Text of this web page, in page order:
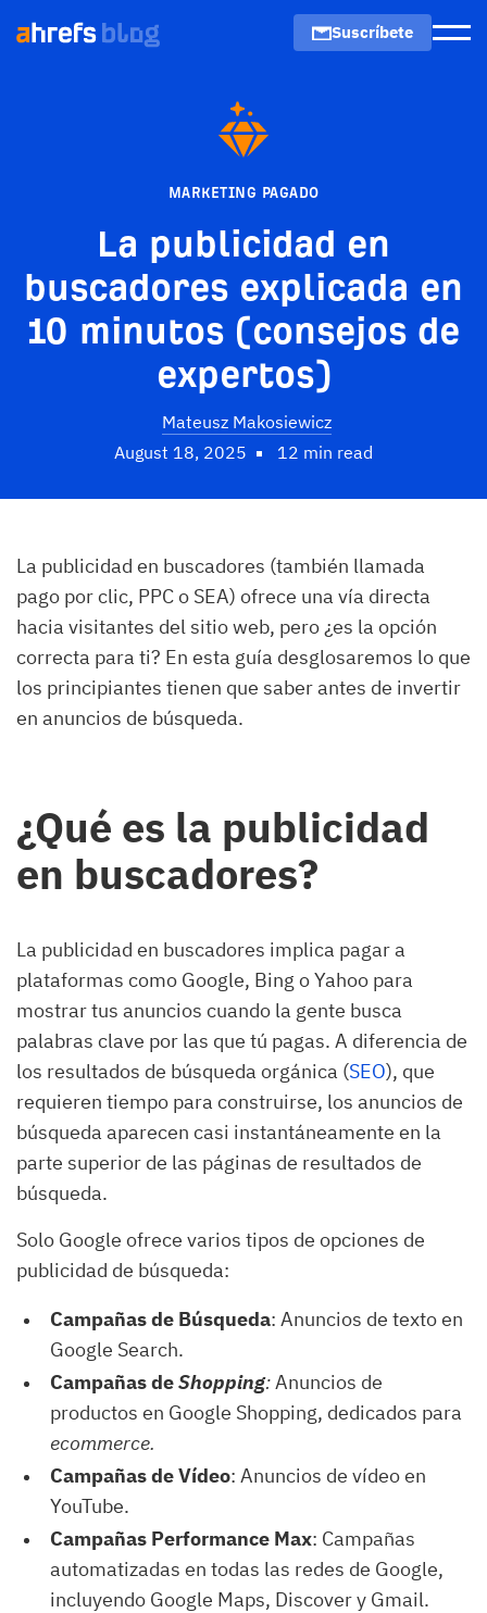
Suscríbete
MARKETING PAGADO
La publicidad en
buscadores explicada en
10 minutos (consejos de
expertos)
Mateusz Makosiewicz
August 18, 2025
12 min read
La publicidad en buscadores (también llamada
pago por clic, PPC o SEA) ofrece una vía directa
hacia visitantes del sitio web, pero ¿es la opción
correcta para ti? En esta guía desglosaremos lo que
los principiantes tienen que saber antes de invertir
en anuncios de búsqueda.
¿Qué es la publicidad
en buscadores?
La publicidad en buscadores implica pagar a
plataformas como Google, Bing o Yahoo para
mostrar tus anuncios cuando la gente busca
palabras clave por las que tú pagas. A diferencia de
los resultados de búsqueda orgánica (SEO), que
requieren tiempo para construirse, los anuncios de
búsqueda aparecen casi instantáneamente en la
parte superior de las páginas de resultados de
búsqueda.
Solo Google ofrece varios tipos de opciones de
publicidad de búsqueda:
Campañas de Búsqueda: Anuncios de texto en
Google Search.
Campañas deShopping:Anuncios de
productos en Google Shopping, dedicados para
ecommerce.
Campañas de Vídeo: Anuncios de vídeo en
YouTube.
Campañas Performance Max: Campañas
automatizadas en todas las redes de Google,
incluyendo Google Maps, Discover y Gmail.